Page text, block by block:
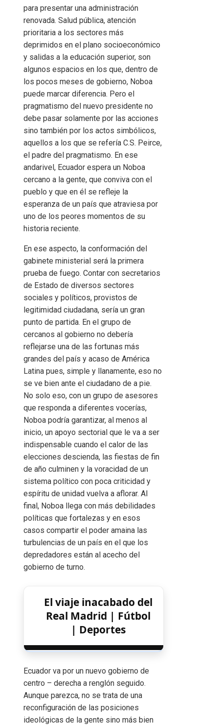
para presentar una administración
renovada. Salud pública, atención
prioritaria a los sectores más
deprimidos en el plano socioeconómico
y salidas a la educación superior, son
algunos espacios en los que, dentro de
los pocos meses de gobierno, Noboa
puede marcar diferencia. Pero el
pragmatismo del nuevo presidente no
debe pasar solamente por las acciones
sino también por los actos simbólicos,
aquellos a los que se refería C.S. Peirce,
el padre del pragmatismo. En ese
andarivel, Ecuador espera un Noboa
cercano a la gente, que conviva con el
pueblo y que en él se refleje la
esperanza de un país que atraviesa por
uno de los peores momentos de su
historia reciente.
En ese aspecto, la conformación del
gabinete ministerial será la primera
prueba de fuego. Contar con secretarios
de Estado de diversos sectores
sociales y políticos, provistos de
legitimidad ciudadana, sería un gran
punto de partida. En el grupo de
cercanos al gobierno no debería
reflejarse una de las fortunas más
grandes del país y acaso de América
Latina pues, simple y llanamente, eso no
se ve bien ante el ciudadano de a pie.
No solo eso, con un grupo de asesores
que responda a diferentes vocerías,
Noboa podría garantizar, al menos al
inicio, un apoyo sectorial que le va a ser
indispensable cuando el calor de las
elecciones descienda, las fiestas de fin
de año culminen y la voracidad de un
sistema político con poca criticidad y
espíritu de unidad vuelva a aflorar. Al
final, Noboa llega con más debilidades
políticas que fortalezas y en esos
casos compartir el poder amaina las
turbulencias de un país en el que los
depredadores están al acecho del
gobierno de turno.
El viaje inacabado del
Real Madrid | Fútbol
| Deportes
Ecuador va por un nuevo gobierno de
centro – derecha a renglón seguido.
Aunque parezca, no se trata de una
reconfiguración de las posiciones
ideológicas de la gente sino más bien